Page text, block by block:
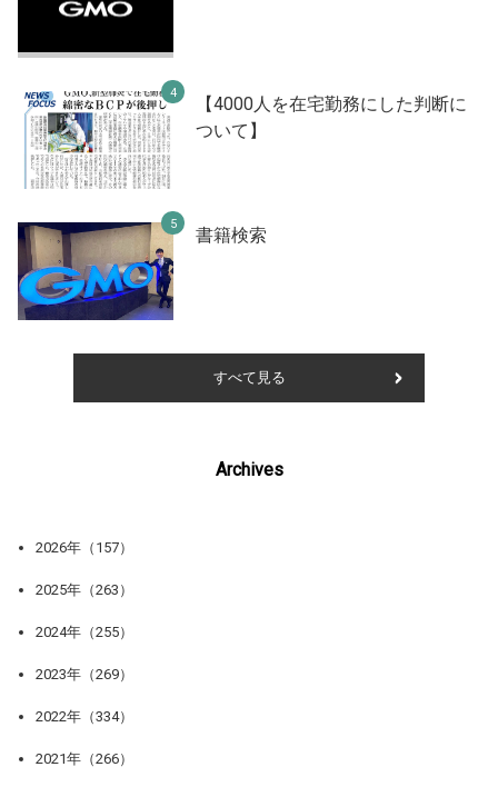
【4000人を在宅勤務にした判断に
ついて】
書籍検索
すべて見る
Archives
2026年（157）
2025年（263）
2024年（255）
2023年（269）
2022年（334）
2021年（266）